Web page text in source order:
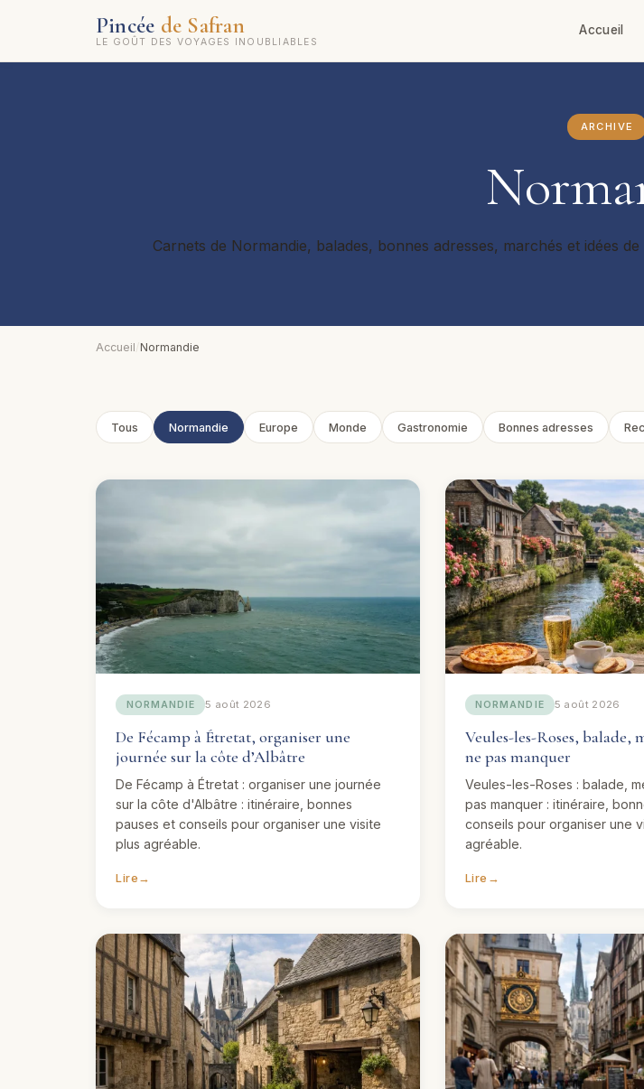
Pincée de Safran
LE GOÛT DES VOYAGES INOUBLIABLES
Accueil
ARCHIVE
Carnets de Normandie, balades, bonnes adresses, marchés et idées
Accueil Normandie
Tous Normandie Europe Monde Gastronomie Bonnes adresses
NORMANDIE 5 août 2026
De Fécamp à Étretat, organiser une
journée sur la côte d’Albâtre
De Fécamp à Étretat : organiser une journée
sur la côte d'Albâtre : itinéraire, bonnes
pauses et conseils pour organiser une visite
plus agréable.
Lire →
NORMANDIE 5 août 2026
Veules-les-Roses, balade,
ne pas manquer
Veules-les-Roses : balade,
pas manquer : itinéraire,
conseils pour organiser une
agréable.
Lire →